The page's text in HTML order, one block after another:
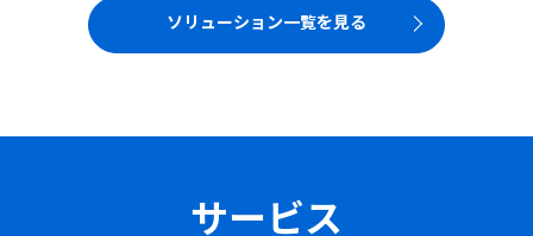
ソリューション一覧を見る
サービス